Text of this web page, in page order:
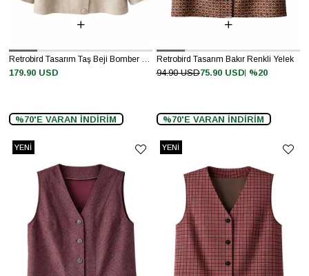
Retrobird Tasarım Taş Beji Bomber Ceket Mont
179.90 USD
%70'E VARAN İNDİRİM
Retrobird Tasarım Bakır Renkli Yelek
%20
75.90 USD
94.90 USD
%70'E VARAN İNDİRİM
YENI
YENI